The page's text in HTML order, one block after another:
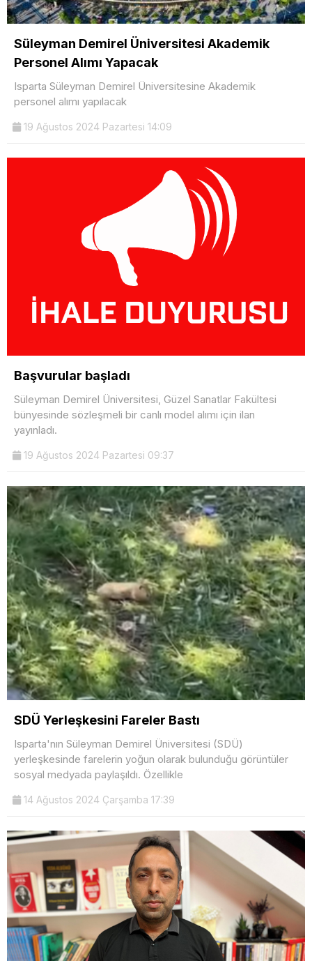
Süleyman Demirel Üniversitesi Akademik
Personel Alımı Yapacak
Isparta Süleyman Demirel Üniversitesine Akademik
personel alımı yapılacak
19 Ağustos 2024 Pazartesi 14:09
Başvurular başladı
Süleyman Demirel Üniversitesi, Güzel Sanatlar Fakültesi
bünyesinde sözleşmeli bir canlı model alımı için ilan
yayınladı.
19 Ağustos 2024 Pazartesi 09:37
SDÜ Yerleşkesini Fareler Bastı
Isparta'nın Süleyman Demirel Üniversitesi (SDÜ)
yerleşkesinde farelerin yoğun olarak bulunduğu görüntüler
sosyal medyada paylaşıldı. Özellikle
14 Ağustos 2024 Çarşamba 17:39